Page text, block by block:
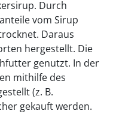
Durch
vom Sirup
Daraus
hergestellt. Die
genutzt. In der
mithilfe des
(z. B.
gekauft werden.